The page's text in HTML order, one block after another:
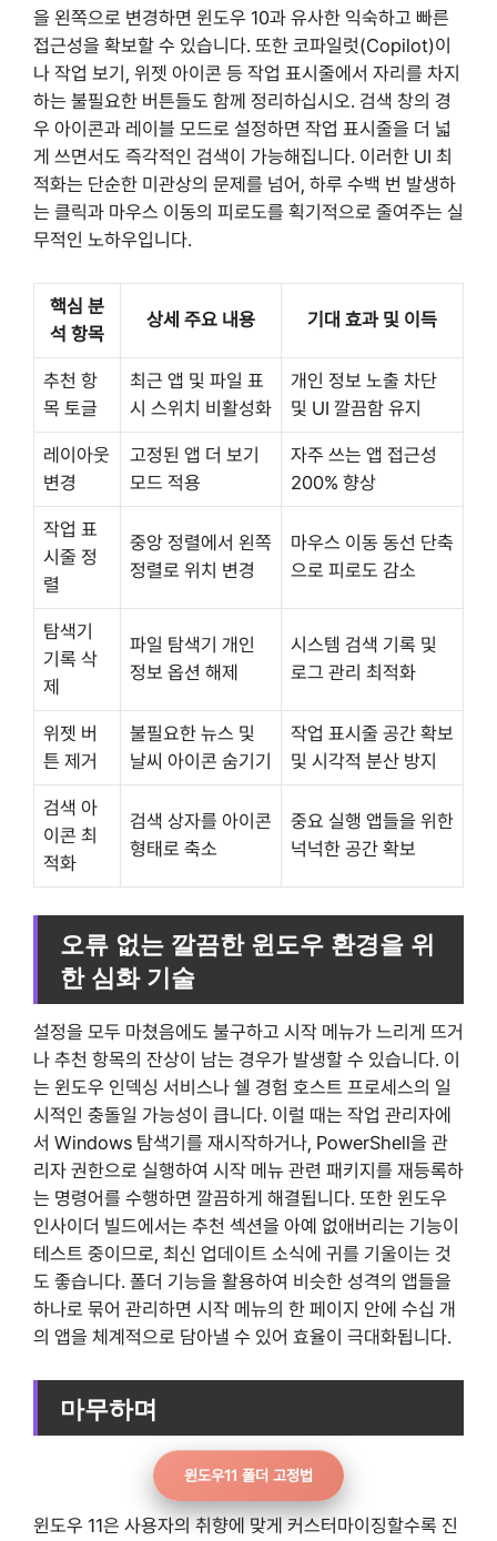
을 왼쪽으로 변경하면 윈도우 10과 유사한 익숙하고 빠른
접근성을 확보할 수 있습니다. 또한 코파일럿(Copilot)이
나 작업 보기, 위젯 아이콘 등 작업 표시줄에서 자리를 차지
하는 불필요한 버튼들도 함께 정리하십시오. 검색 창의 경
우 아이콘과 레이블 모드로 설정하면 작업 표시줄을 더 넓
게 쓰면서도 즉각적인 검색이 가능해집니다. 이러한 UI 최
적화는 단순한 미관상의 문제를 넘어, 하루 수백 번 발생하
는 클릭과 마우스 이동의 피로도를 획기적으로 줄여주는 실
무적인 노하우입니다.
핵심 분
석 항목
상세 주요 내용 기대 효과 및 이득
추천 항
목 토글
최근 앱 및 파일 표
시 스위치 비활성화
개인 정보 노출 차단
및 UI 깔끔함 유지
레이아웃
변경
고정된 앱 더 보기
모드 적용
자주 쓰는 앱 접근성
200% 향상
작업 표
시줄 정
렬
중앙 정렬에서 왼쪽
정렬로 위치 변경
마우스 이동 동선 단축
으로 피로도 감소
탐색기
기록 삭
제
파일 탐색기 개인
정보 옵션 해제
시스템 검색 기록 및
로그 관리 최적화
위젯 버
튼 제거
불필요한 뉴스 및
날씨 아이콘 숨기기
작업 표시줄 공간 확보
및 시각적 분산 방지
검색 아
이콘 최
적화
검색 상자를 아이콘
형태로 축소
중요 실행 앱들을 위한
넉넉한 공간 확보
오류 없는 깔끔한 윈도우 환경을 위
한 심화 기술
설정을 모두 마쳤음에도 불구하고 시작 메뉴가 느리게 뜨거
나 추천 항목의 잔상이 남는 경우가 발생할 수 있습니다. 이
는 윈도우 인덱싱 서비스나 쉘 경험 호스트 프로세스의 일
시적인 충돌일 가능성이 큽니다. 이럴 때는 작업 관리자에
서 Windows 탐색기를 재시작하거나, PowerShell을 관
리자 권한으로 실행하여 시작 메뉴 관련 패키지를 재등록하
는 명령어를 수행하면 깔끔하게 해결됩니다. 또한 윈도우
인사이더 빌드에서는 추천 섹션을 아예 없애버리는 기능이
테스트 중이므로, 최신 업데이트 소식에 귀를 기울이는 것
도 좋습니다. 폴더 기능을 활용하여 비슷한 성격의 앱들을
하나로 묶어 관리하면 시작 메뉴의 한 페이지 안에 수십 개
의 앱을 체계적으로 담아낼 수 있어 효율이 극대화됩니다.
마무하며
윈도우11 폴더 고정법
윈도우 11은 사용자의 취향에 맞게 커스터마이징할수록 진